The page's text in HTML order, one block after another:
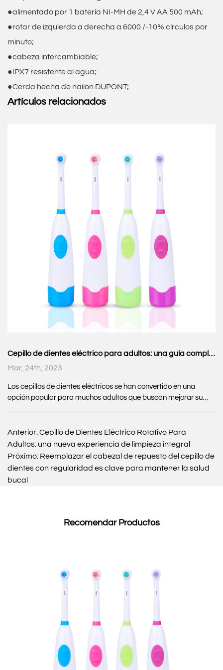
●alimentado por 1 batería NI-MH de 2,4 V AA 500 mAh;
●rotar de izquierda a derecha a 6000 /-10% círculos por
minuto;
●cabeza intercambiable;
●IPX7 resistente al agua;
●Cerda hecha de nailon DUPONT;
Artículos relacionados
Cepillo de dientes eléctrico para adultos: una guía completa
Mar, 24th, 2023
Los cepillos de dientes eléctricos se han convertido en una
opción popular para muchos adultos que buscan mejorar su
mejor eliminación de la placa y un menor riesgo de enfermedad
de las encías. En este artículo, discutiremos las ventajas de usar
un cepillo de dientes eléctrico para adultos y brindaremos una
guía completa para ayudarlo a elegir el correcto. Ventajas de
usar un cepillo de dientes eléctrico para adultos Los cepillos de
mejor eficiencia de limpieza que un cepillo de dientes manual.
como temporizadores y sensores de presión, que pueden
recomendado y evitar cepillarse demasiado fuerte. Elegir el
tantas marcas y modelos disponibles en el mercado. Aquí hay
dientes eléctrico para adultos: Cabezal del cepillo: el tamaño y
la forma del cabezal del cepillo pueden influir en el rendimiento
Anterior:Cepillo de Dientes Eléctrico Rotativo Para
Adultos: una nueva experiencia de limpieza integral
Próximo: Reemplazar el cabezal de repuesto del cepillo de
dientes con regularidad es clave para mantener la salud
bucal
Recomendar Productos